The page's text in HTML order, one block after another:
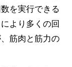
を実行できる
より多くの回
筋肉と筋力の